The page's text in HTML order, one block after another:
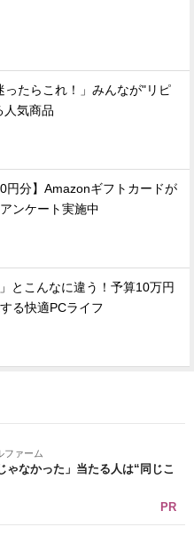
ったらこれ！」みんなが"リピ
人気商品
円分】Amazonギフトカードが
ンケート実施中
とこんなに違う！予算10万円
る快適PCライフ
ファーム
ゃなかった」当たる人は“同じこ
PR